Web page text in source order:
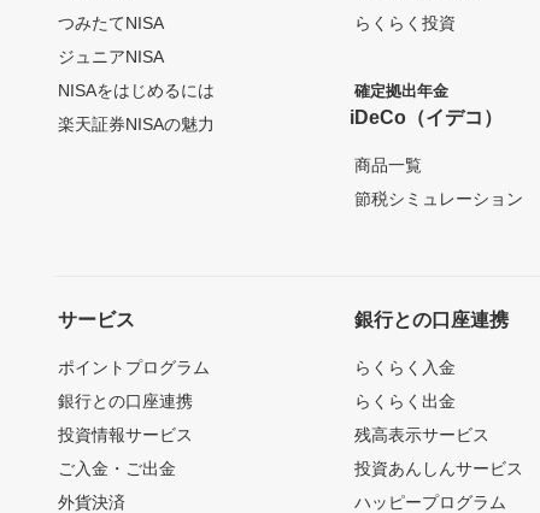
つみたてNISA
ジュニアNISA
NISAをはじめるには
楽天証券NISAの魅力
らくらく投資
確定拠出年金
iDeCo（イデコ）
商品一覧
節税シミュレーション
サービス
ポイントプログラム
銀行との口座連携
投資情報サービス
ご入金・ご出金
外貨決済
銀行との口座連携
らくらく入金
らくらく出金
残高表示サービス
投資あんしんサービス
ハッピープログラム